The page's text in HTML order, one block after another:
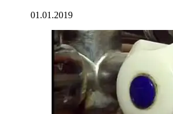
01.01.2019